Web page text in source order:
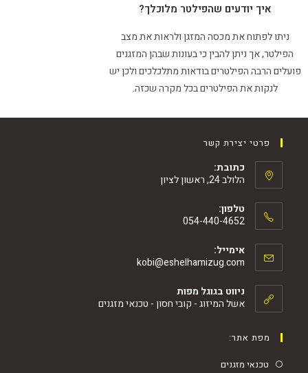
איך יודעים שהפילטר מלוכלך?
ניתו לפתוח את מכסה המזגן ולראות את מצב
הפילטר, אך ניתן להבין כי בעונות שבהן המזגנים
פועלים הרבה הפילטרים בודאות מתלכלכים ולכן יש
לנקות את הפילטרים בכל מקרה שכזה.
פרטי יצירת קשר
כתובת:
הלולב 24, ראשון לציון
טלפון:
054-440-4652
אימייל:
kobi@eshelhamizug.com
ניווט בגוגל מפות
אשל המיזוג - קובי חסון - טכנאי מזגנים
מפת אתר:
טכנאי מזגנים